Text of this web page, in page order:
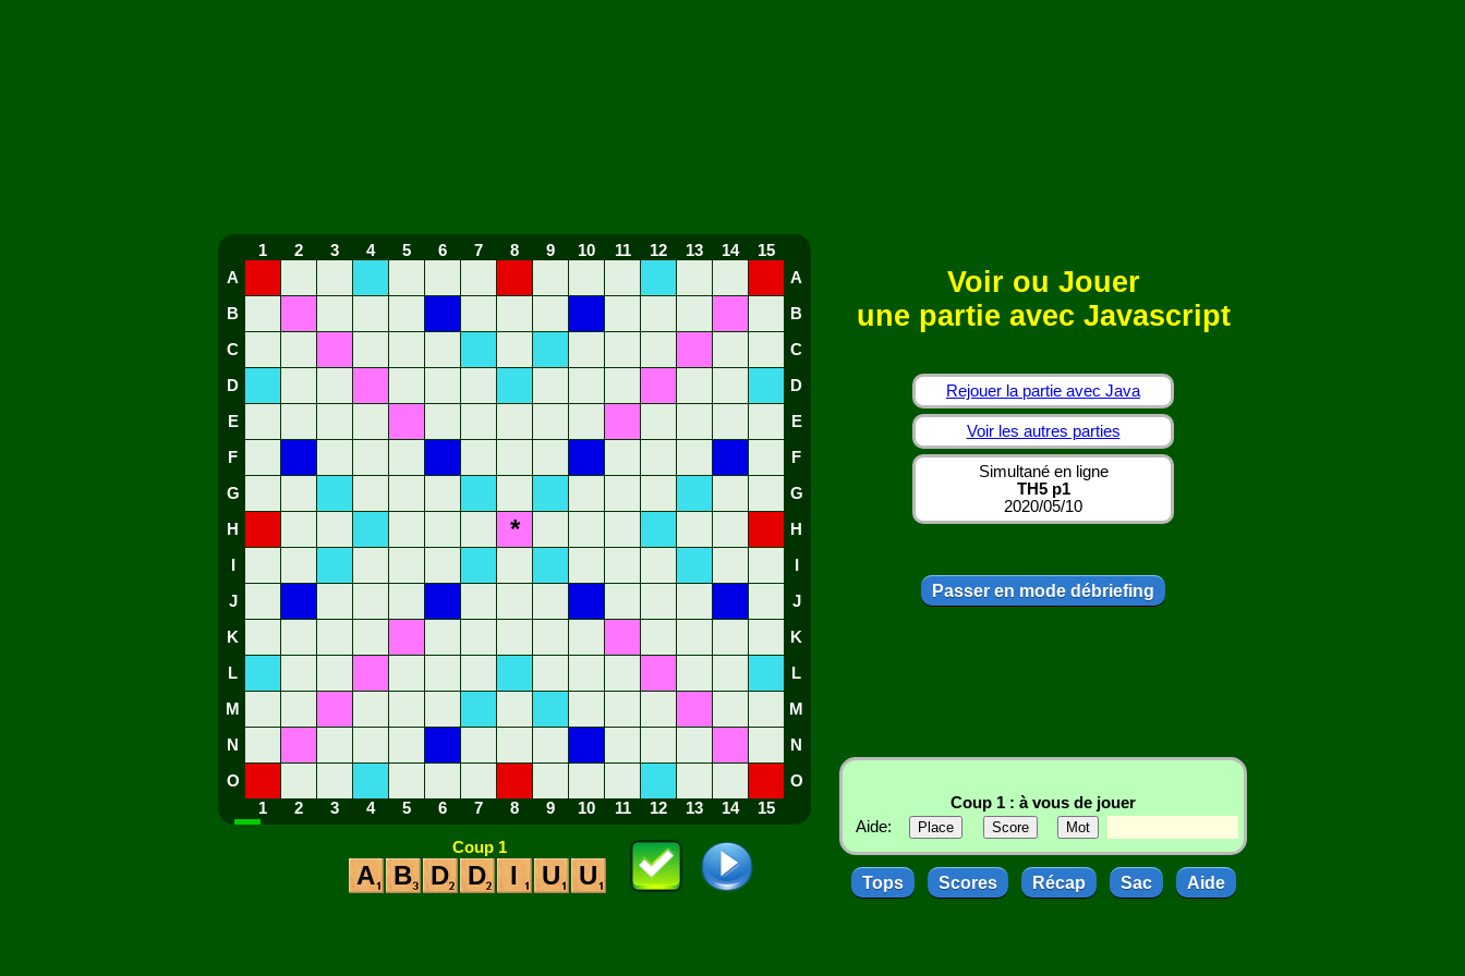
1 2 3 4 5 6 7 8 9 10 11 12 13 14
15
A
A
B B
C C
D D
E E
F F
G G
H * H
J J
K K
L L
M M
N N
O
O
1
2 3 4 5 6 7 8 9 10 11 12 13 14 15
Coup 1
A B D D I U U
Voir ou Jouer
une partie avec Javascript
Rejouer la partie avec Java
Voir les autres parties
Simultané en ligne
TH5 p1
2020/05/10
Passer en mode débriefing
Coup 1 : à vous de jouer
Aide:
Tops Scores Récap Sac Aide